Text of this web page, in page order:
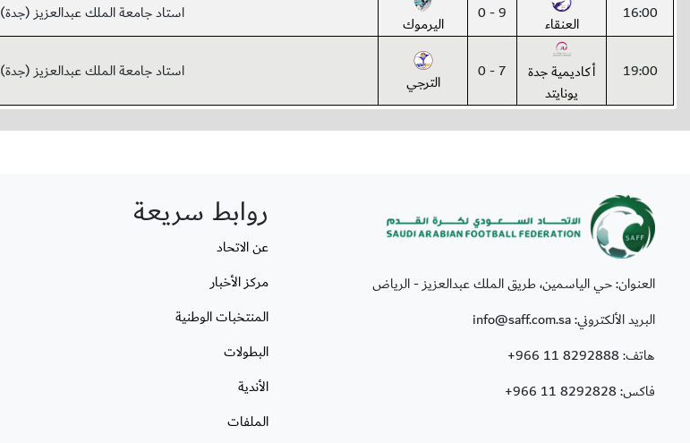
16:00
العنقاء 9 - 0 اليرموك استاد جامعة الملك عبدالعزيز (جدة)
19:00
أكاديمية جدة
يونايتد
7 - 0 الترجي استاد جامعة الملك عبدالعزيز (جدة)
العنوان: حي الياسمين، طريق الملك عبدالعزيز - الرياض
البريد الألكتروني: info@saff.com.sa
هاتف:+966 11 8292888
فاكس:+966 11 8292828
روابط سريعة
عن الاتحاد
مركز الأخبار
المنتخبات الوطنية
البطولات
الأندية
الملفات